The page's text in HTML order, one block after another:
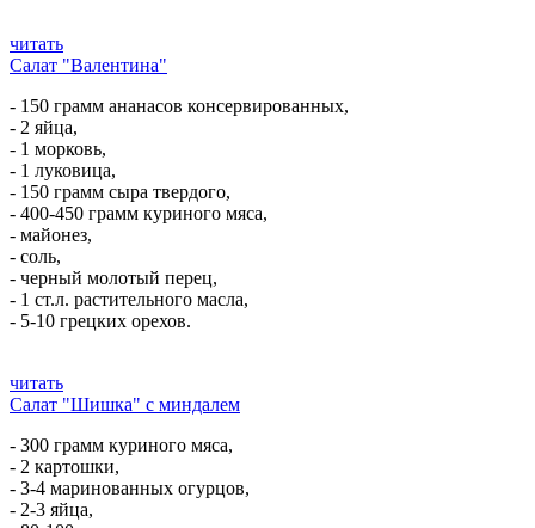
читать
Салат "Валентина"
- 150 грамм ананасов консервированных,
- 2 яйца,
- 1 морковь,
- 1 луковица,
- 150 грамм сыра твердого,
- 400-450 грамм куриного мяса,
- майонез,
- соль,
- черный молотый перец,
- 1 ст.л. растительного масла,
- 5-10 грецких орехов.
читать
Салат "Шишка" с миндалем
- 300 грамм куриного мяса,
- 2 картошки,
- 3-4 маринованных огурцов,
- 2-3 яйца,